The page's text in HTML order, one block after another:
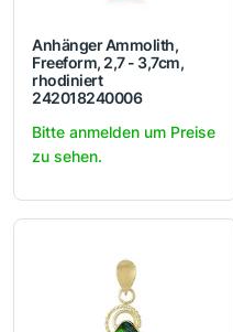
Anhänger Ammolith,
Freeform, 2,7 - 3,7cm,
rhodiniert
242018240006
Bitte anmelden um Preise
zu sehen.